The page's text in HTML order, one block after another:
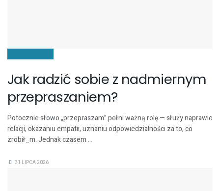
Jak radzić sobie z nadmiernym
przepraszaniem?
Potocznie słowo „przepraszam” pełni ważną rolę — służy naprawie
relacji, okazaniu empatii, uznaniu odpowiedzialności za to, co
zrobił_m. Jednak czasem ...
31 LIPCA 2026